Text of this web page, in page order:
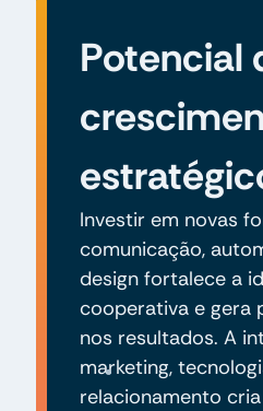
Potencial
Investir em novas
comunicação,
design fortalece a
cooperativa e gera
nos resultados. A
marketing,
relacionamento